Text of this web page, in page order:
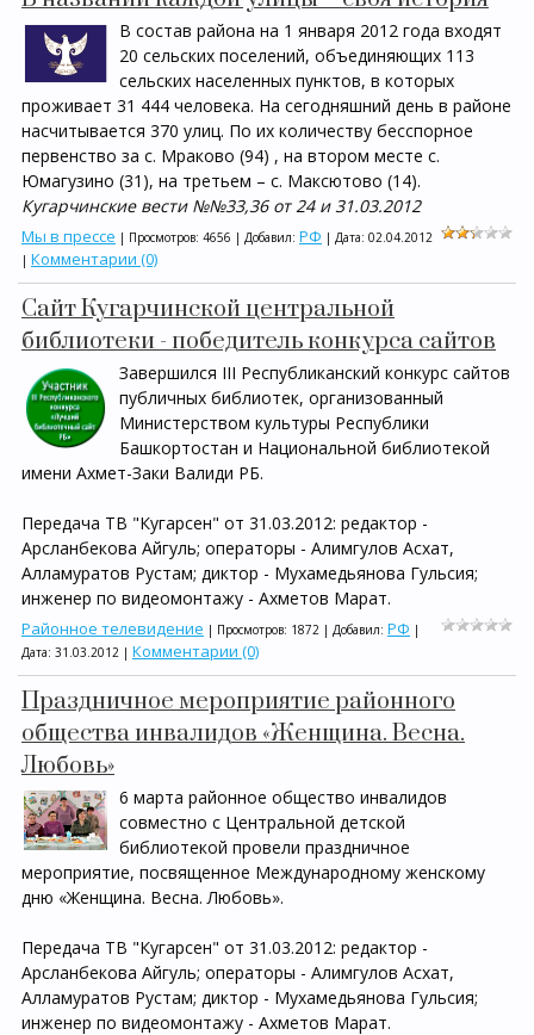
В состав района на 1 января 2012 года входят
20 сельских поселений, объединяющих 113
сельских населенных пунктов, в которых
проживает 31 444 человека. На сегодняшний день в районе
насчитывается 370 улиц. По их количеству бесспорное
первенство за с. Мраково (94) , на втором месте с.
Юмагузино (31), на третьем – с. Максютово (14).
Кугарчинские вести №№33,36 от 24 и 31.03.2012
Мы в прессе | Просмотров: 4656 | Добавил: РФ | Дата: 02.04.2012
| Комментарии (0)
Сайт Кугарчинской центральной
библиотеки - победитель конкурса сайтов
Завершился III Республиканский конкурс сайтов
публичных библиотек, организованный
Министерством культуры Республики
Башкортостан и Национальной библиотекой
имени Ахмет-Заки Валиди РБ.
Передача ТВ "Кугарсен" от 31.03.2012: редактор -
Арсланбекова Айгуль; операторы - Алимгулов Асхат,
Алламуратов Рустам; диктор - Мухамедьянова Гульсия;
инженер по видеомонтажу - Ахметов Марат.
Районное телевидение | Просмотров: 1872 | Добавил: РФ |
Дата: 31.03.2012 | Комментарии (0)
Праздничное мероприятие районного
общества инвалидов «Женщина. Весна.
Любовь»
6 марта районное общество инвалидов
совместно с Центральной детской
библиотекой провели праздничное
мероприятие, посвященное Международному женскому
дню «Женщина. Весна. Любовь».
Передача ТВ "Кугарсен" от 31.03.2012: редактор -
Арсланбекова Айгуль; операторы - Алимгулов Асхат,
Алламуратов Рустам; диктор - Мухамедьянова Гульсия;
инженер по видеомонтажу - Ахметов Марат.